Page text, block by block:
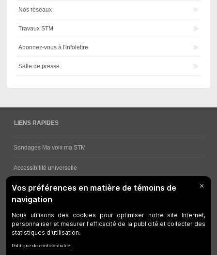
Nos réseaux
Travaux STM
Abonnez-vous à l'infolettre
Salle de presse
LIENS RAPIDES
Sondages Ma voix ma STM
Accessibilité universelle
Comment obtenir vos horaires de bus